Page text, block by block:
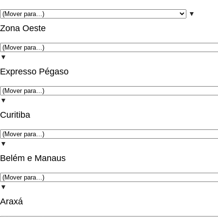
▼
Zona Oeste
▼
Expresso Pégaso
▼
Curitiba
▼
Belém e Manaus
▼
Araxá